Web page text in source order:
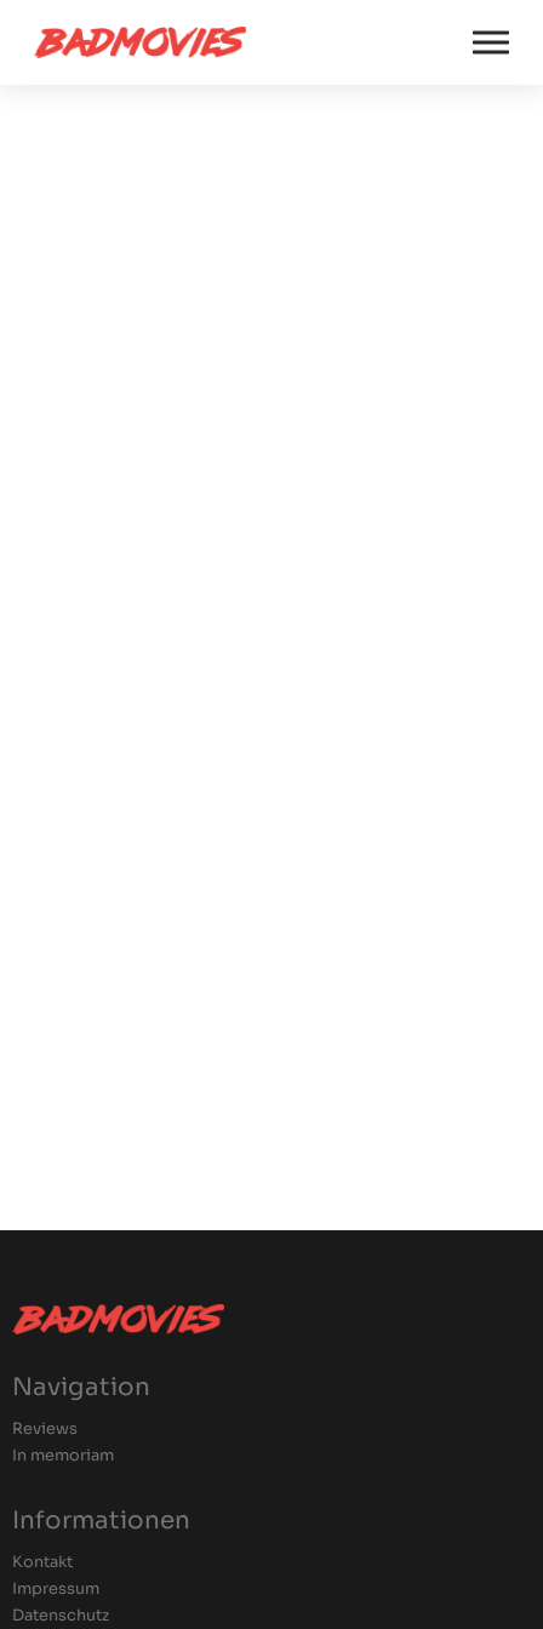
Navigation
Reviews
In memoriam
Informationen
Kontakt
Impressum
Datenschutz